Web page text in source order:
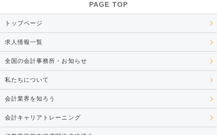
PAGE TOP
トップページ
求人情報一覧
全国の会計事務所・お知らせ
私たちについて
会計業界を知ろう
会計キャリアトレーニング